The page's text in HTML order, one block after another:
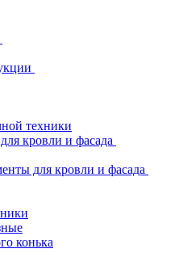
техники
кровли и фасада
для кровли и фасада
конька